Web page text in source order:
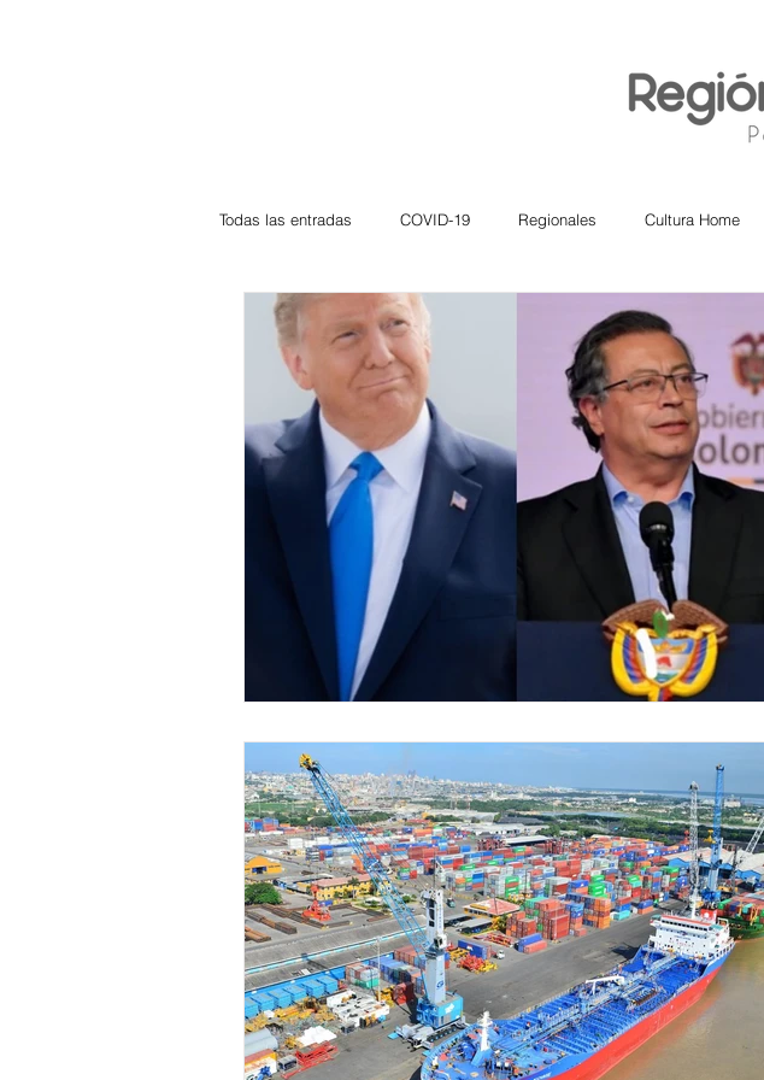
Todas las entradas COVID-19 Regionales Cultura Home
Deportes Atlántico Cesar
Córdoba Bloggeros Hermanos Mayores Economía
Carnaval Educación BID BIENESTAR